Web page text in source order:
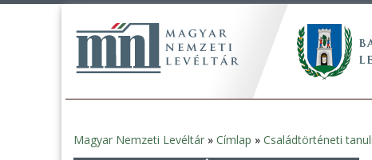
Jelenlegi
Magyar Nemzeti Levéltár » Címlap » Családtörténeti